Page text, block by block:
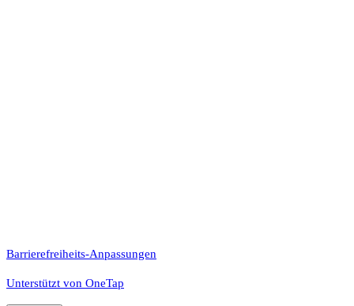
Barrierefreiheits-Anpassungen
Unterstützt von OneTap